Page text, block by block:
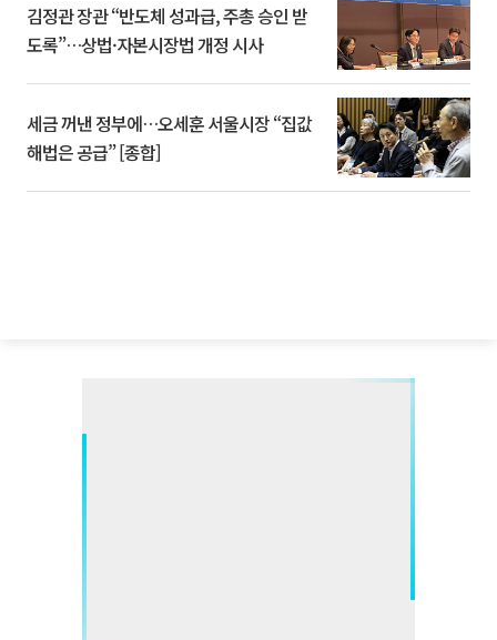
김정관 장관 “반도체 성과급, 주총 승인 받
도록”…상법·자본시장법 개정 시사
세금 꺼낸 정부에…오세훈 서울시장 “집값
해법은 공급” [종합]